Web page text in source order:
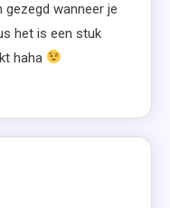
wanneer je
het is een stuk
haha